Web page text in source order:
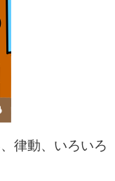
律動、いろいろ